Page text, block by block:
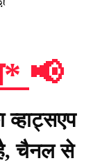
📢
व्हाट्सएप
चैनल से